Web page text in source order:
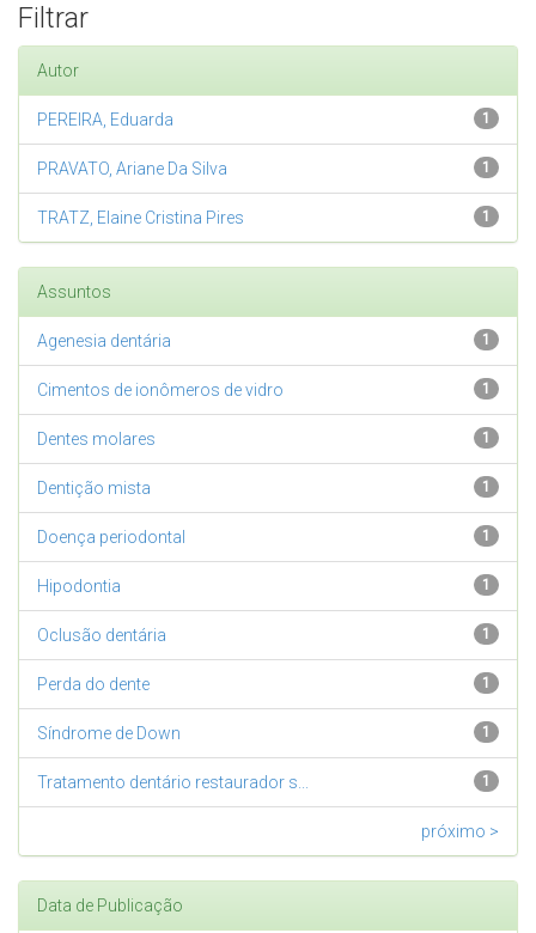
Filtrar
Autor
1
PEREIRA, Eduarda
1
PRAVATO, Ariane Da Silva
1
TRATZ, Elaine Cristina Pires
Assuntos
1
Agenesia dentária
1
Cimentos de ionômeros de vidro
1
Dentes molares
1
Dentição mista
1
Doença periodontal
1
Hipodontia
1
Oclusão dentária
1
Perda do dente
1
Síndrome de Down
1
Tratamento dentário restaurador s...
próximo >
Data de Publicação